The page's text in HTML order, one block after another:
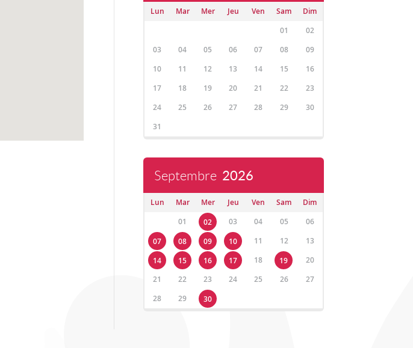
Lun Mar Mer Jeu Ven Sam
Dim
01
02
03
04 05 06 07 08
09
10
11 12 13 14 15
16
17
18 19 20 21 22
23
24
25 26 27 28 29
30
31
Septembre 2026
Lun Mar Mer Jeu Ven Sam
Dim
01
02 03 04 05
06
07
08 09 10 11 12
13
14
15 16 17 18 19
20
21
22 23 24 25 26
27
28
29 30